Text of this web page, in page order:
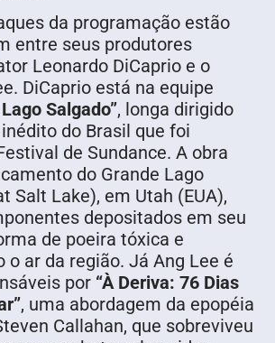
da programação estão
entre seus produtores
Leonardo DiCaprio e o
DiCaprio está na equipe
Salgado”, longa dirigido
do Brasil que foi
de Sundance. A obra
do Grande Lago
Salt Lake), em Utah (EUA),
depositados em seu
de poeira tóxica e
o ar da região. Já Ang Lee é
por “À Deriva: 76 Dias
, uma abordagem da epopéia
Callahan, que sobreviveu